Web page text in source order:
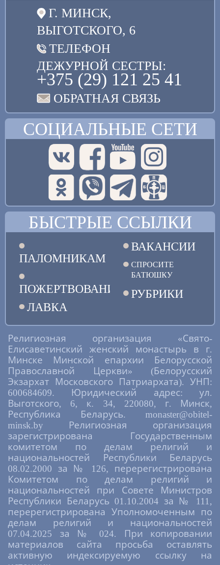
Г. МИНСК,
ВЫГОТСКОГО, 6
ТЕЛЕФОН
ДЕЖУРНОЙ СЕСТРЫ:
+375 (29) 121 25 41
ОБРАТНАЯ СВЯЗЬ
СОЦИАЛЬНЫЕ СЕТИ
БЫСТРЫЕ ССЫЛКИ
ПАЛОМНИКАМ
ПОЖЕРТВОВАНИЯ
ЛАВКА
ВАКАНСИИ
СПРОСИТЕ
БАТЮШКУ
РУБРИКИ
Религиозная организация «Свято-
Елисаветинский женский монастырь в г.
Минске Минской епархии Белорусской
Православной Церкви» (Белорусский
Экзархат Московского Патриархата). УНП:
600684609. Юридический адрес: ул.
Выготского, 6, к. 34, 220080, г. Минск,
Республика Беларусь. monaster@obitel-
minsk.by Религиозная организация
зарегистрирована Государственным
комитетом по делам религий и
национальностей Республики Беларусь
08.02.2000 за № 126, перерегистрирована
Комитетом по делам религий и
национальностей при Совете Министров
Республики Беларусь 01.10.2004 за № 111,
перерегистрирована Уполномоченным по
делам религий и национальностей
07.04.2025 за № 024. При копировании
материалов сайта просьба оставлять
активную индексируемую ссылку на